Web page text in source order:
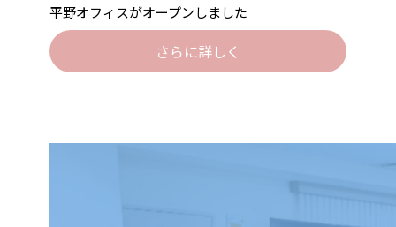
平野オフィスがオープンしました
さらに詳しく